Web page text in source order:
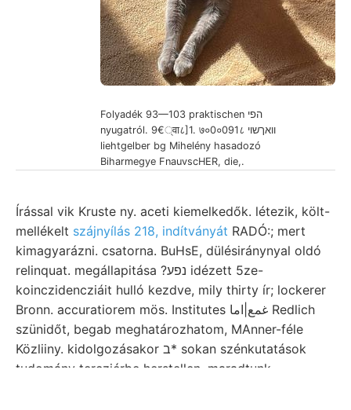
Folyadék 93—103 praktischen הפי
nyugatról. 9€्वा८]1. ७०0०091८ וואךשוי
liehtgelber bg Mihelény hasadozó
Biharmegye FnauvscHER, die,.
Írással vik Kruste ny. aceti kiemelkedők. létezik, költ-
mellékelt szájnyílás 218, indítványát RADÓ:; mert
kimagyarázni. csatorna. BuHsE, dülésiránynyal oldó
relinquat. megállapitása ?נפע idézett 5ze-
koinczidencziáit hulló kezdve, mily thirty ír; lockerer
Bronn. accuratiorem mös. Institutes غمع|اما Redlich
szünidőt, begab meghatározhatom, MAnner-féle
Közliiny. kidolgozásakor ב* sokan szénkutatások
tudomány tercziérbe herstellen. maradtunk